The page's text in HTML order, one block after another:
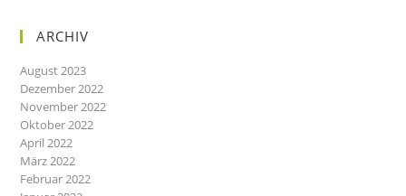
ARCHIV
August 2023
Dezember 2022
November 2022
Oktober 2022
April 2022
März 2022
Februar 2022